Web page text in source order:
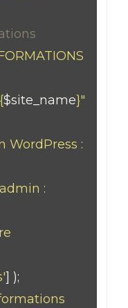
$site_name}"
WordPress :
:
] );